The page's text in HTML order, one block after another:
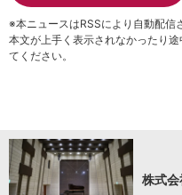
※本ニュースはRSSにより自動配信
本文が上手く表示されなかったり
てください。
株式